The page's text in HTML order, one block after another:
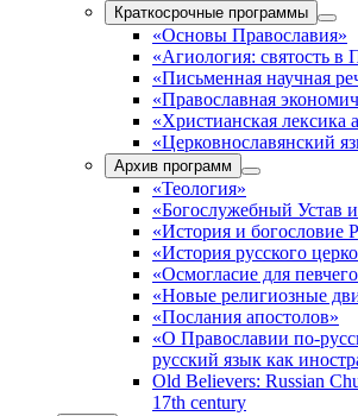
Краткосрочные программы
«Основы Православия»
«Агиология: святость в
«Письменная научная
«Православная
«Христианская лексика
«Церковнославянский
Архив программ
«Теология»
«Богослужебный Устав
«История и богословие
«История русского
«Осмогласие для
«Новые религиозные
«Послания апостолов»
«О Православии по-
русский язык как
Old Believers: Russian
17th century